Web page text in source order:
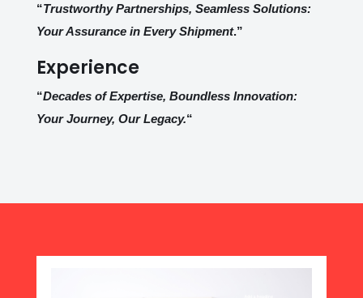
“Trustworthy Partnerships, Seamless Solutions:
Your Assurance in Every Shipment.”
Experience
“Decades of Expertise, Boundless Innovation:
Your Journey, Our Legacy.“